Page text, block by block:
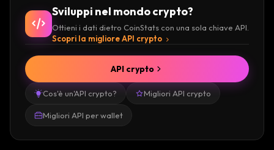
Sviluppi nel mondo crypto?
Ottieni i dati dietro CoinStats con una sola chiave API.
Scopri la migliore API crypto
Cos'è un'API crypto? Migliori API crypto
Migliori API per wallet
API crypto